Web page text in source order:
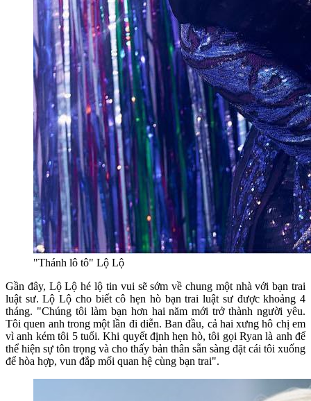
"Thánh lô tô" Lộ Lộ
Gần đây, Lộ Lộ hé lộ tin vui sẽ sớm về chung một nhà với bạn trai
luật sư. Lộ Lộ cho biết cô hẹn hò bạn trai luật sư được khoảng 4
tháng. "Chúng tôi làm bạn hơn hai năm mới trở thành người yêu.
Tôi quen anh trong một lần đi diễn. Ban đầu, cả hai xưng hô chị em
vì anh kém tôi 5 tuổi. Khi quyết định hẹn hò, tôi gọi Ryan là anh để
thể hiện sự tôn trọng và cho thấy bản thân sẵn sàng đặt cái tôi xuống
để hòa hợp, vun đắp mối quan hệ cùng bạn trai".